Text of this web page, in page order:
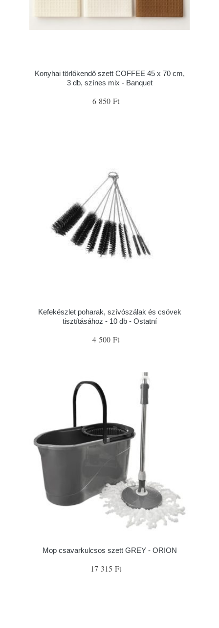
Konyhai törlőkendő szett COFFEE 45 x 70 cm,
3 db, színes mix - Banquet
6 850 Ft
Kefekészlet poharak, szívószálak és csövek
tisztításához - 10 db - Ostatní
4 500 Ft
Mop csavarkulcsos szett GREY - ORION
17 315 Ft